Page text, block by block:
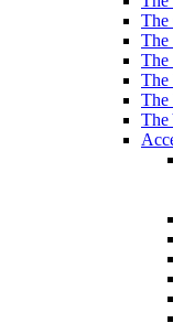
The
The
The
The
The
The